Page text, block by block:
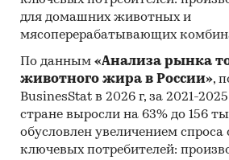
Материалы Всемирного
Материалы Организации
сотрудничества и
Economic Cooperation and
Материалы International
для домашних животных и
мясоперерабатывающих
По данным «Анализа рынка
животного жира в России»,
BusinesStat в 2026 г, за 2021-
стране выросли на 63% до 156
обусловлен увеличением спроса
ключевых потребителей: